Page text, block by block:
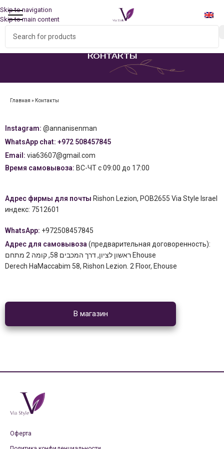
Skip to navigation
Skip to main content
КОНТАКТЫ
Главная » Контакты
Instagram: @annanisenman
WhatsApp chat: +972 508457845⁩
Email: via63607@gmail.com
Время самовывоза: ВС-ЧТ с 09:00 до 17:00
Адрес фирмы для почты Rishon Lezion, POB2655 Via Style Israel
индекс: 7512601
WhatsApp: +972508457845
Адрес для самовывоза (предварительная договоренность):
ראשון לציון, דרך המכבים 58, קומה 2 מתחם Ehouse
Derech HaMaccabim 58, Rishon Lezion. 2 Floor, Ehouse
В магазин
Оферта